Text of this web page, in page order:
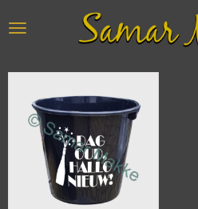
direct
de
hoofdinhoud